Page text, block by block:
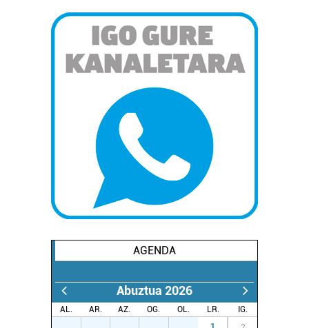
AGENDA
Abuztua 2026
AL. AR. AZ. OG. OL. LR.
IG.